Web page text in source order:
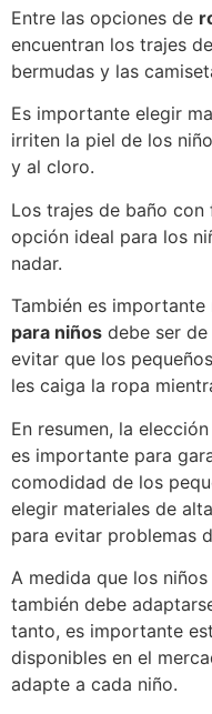
Entre las opciones de
encuentran los trajes
bermudas y las
Es importante elegir
irriten la piel de los
y al cloro.
Los trajes de baño
opción ideal para los
nadar.
También es
para niños debe ser
evitar que los
les caiga la ropa
En resumen, la
es importante para
comodidad de los
elegir materiales de
para evitar problemas
A medida que los
también debe
tanto, es importante
disponibles en el
adapte a cada niño.